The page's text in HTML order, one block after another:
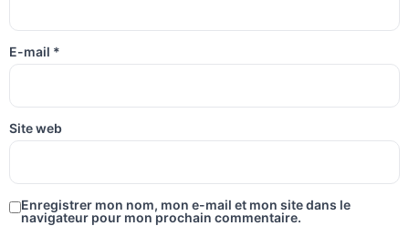
E-mail *
Site web
Enregistrer mon nom, mon e-mail et mon site dans le
navigateur pour mon prochain commentaire.